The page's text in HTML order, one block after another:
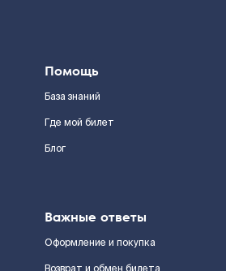
Помощь
База знаний
Где мой билет
Блог
Важные ответы
Оформление и покупка